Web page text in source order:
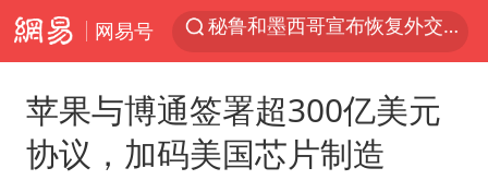
网易号
沙特土耳其巴基斯坦签署共同防务协议
苹果与博通签署超300亿美元
协议，加码美国芯片制造